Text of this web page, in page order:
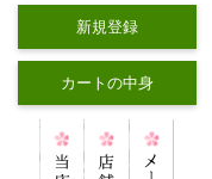
新規登録
カートの中身